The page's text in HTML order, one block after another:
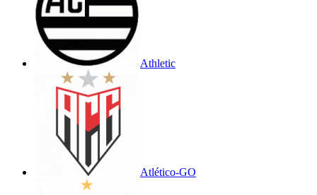
Athletic
Atlético-GO